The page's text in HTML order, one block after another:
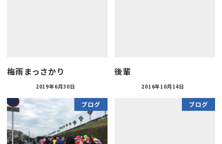
梅雨まっさかり
2019年6月30日
後輩
2016年10月14日
ブログ ブログ